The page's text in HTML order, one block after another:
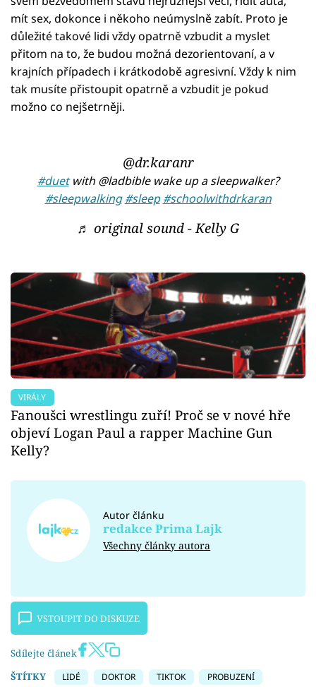
mít sex, dokonce i někoho neúmyslně zabít. Proto je
důležité takové lidi vždy opatrně vzbudit a myslet
přitom na to, že budou možná dezorientovaní, a v
krajních případech i krátkodobě agresivní. Vždy k nim
tak musíte přistoupit opatrně a vzbudit je pokud
možno co nejšetrněji.
@dr.karanr
#duetwith @ladbible wake up a sleepwalker?
#sleepwalking #sleep #schoolwithdrkaran
♬ original sound - Kelly G
VIRÁLY
Fanoušci wrestlingu zuří! Proč se v nové hře
objeví Logan Paul a rapper Machine Gun
Kelly?
Autor článku
redakce Prima Lajk
Všechny články autora
VSTOUPIT DO DISKUZE
Sdílejte článek
ŠTÍTKY
LIDÉ DOKTOR TIKTOK PROBUZENÍ